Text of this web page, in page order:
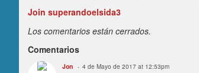
Join superandoelsida3
Los comentarios están cerrados.
Comentarios
Jon 4 de Mayo de 2017 at 12:53pm